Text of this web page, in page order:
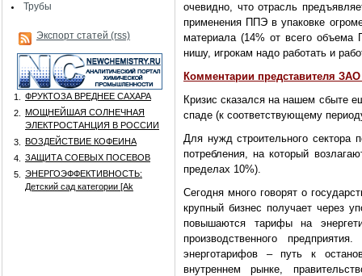
Трубы
Экспорт статей (rss)
1.
ФРУКТОЗА ВРЕДНЕЕ САХАРА
2.
МОЩНЕЙШАЯ СОЛНЕЧНАЯ
ЭЛЕКТРОСТАНЦИЯ В РОССИИ
3.
ВОЗДЕЙСТВИЕ КОФЕИНА
4.
ЗАЩИТА СОЕВЫХ ПОСЕВОВ
5.
ЭНЕРГОЭФФЕКТИВНОСТЬ:
Детский сад категории [Аk
очевидно, что отрасль
применения ППЭ в упаковке
материала (14% от всего
нишу, игрокам надо работать и
Комментарии представителя
Кризис сказался на нашем сбыте
спаде (к соответствующему
Для нужд строительного сектора
потребления, на который
пределах 10%).
Сегодня много говорят о
крупный бизнес получает через
повышаются тарифы на
производственного
энерготарифов – путь к
внутреннем рынке,